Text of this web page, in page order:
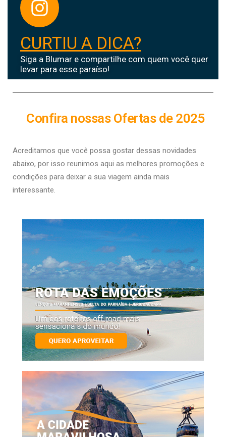
CURTIU A DICA?
Siga a Blumar e compartilhe com quem você quer
levar para esse paraíso!
Confira nossas Ofertas de 2025
Acreditamos que você possa gostar dessas novidades
abaixo, por isso reunimos aqui as melhores promoções e
condições para deixar a sua viagem ainda mais
interessante.